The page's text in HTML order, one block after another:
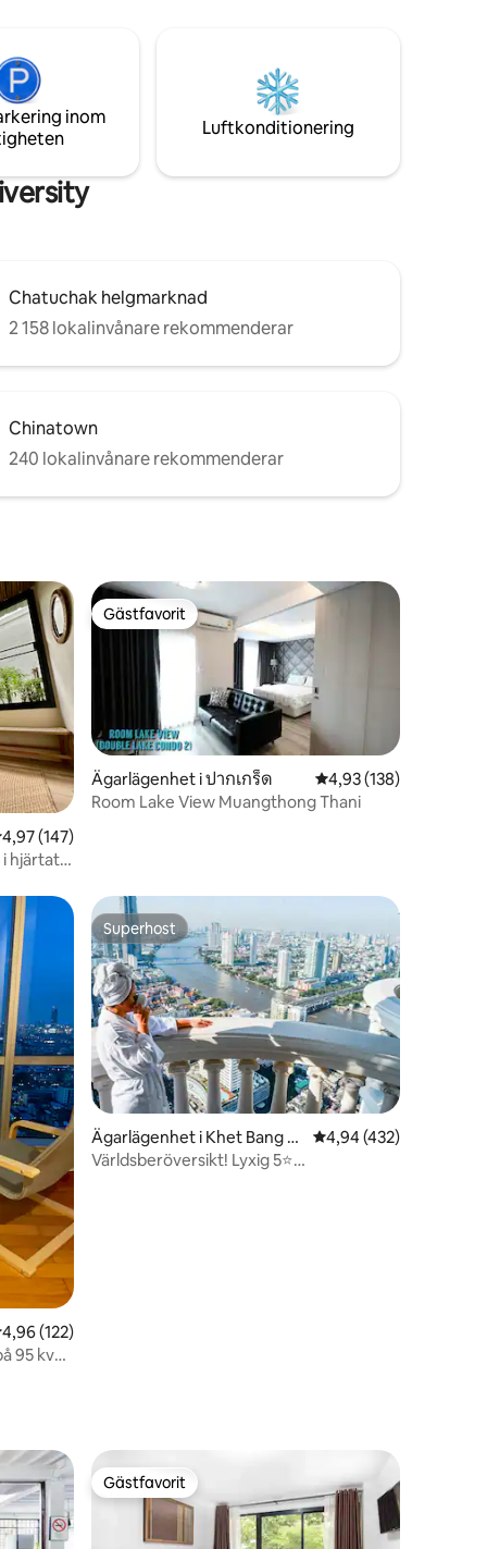
på
inom
Luftkonditionering
Chatuchak helgmarknad
2 158 lokalinvånare rekommenderar
Chinatown
240 lokalinvånare rekommenderar
av 5 i genomsnittligt betyg, 147 omdömen
4,97 (147)
i hjärtat
Gästfavorit
Gästfavorit
Ägarlägenhet i ปากเกร็ด 4,93 av 5 i
4,93 (138)
Room Lake View Muangthong Thani
av 5 i genomsnittligt betyg, 122 omdömen
4,96 (122)
95 kvm
Superhost
Superhost
Ägarlägenhet i Khet Bang R
ak
4,94 av 5 i
4,94 (432)
Världsberöversikt! Lyxig 5⭐
Gästfavorit
Gästfavorit